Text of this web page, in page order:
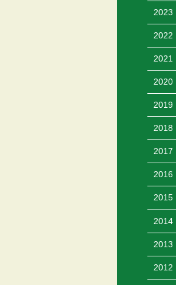
2023
2022
2021
2020
2019
2018
2017
2016
2015
2014
2013
2012